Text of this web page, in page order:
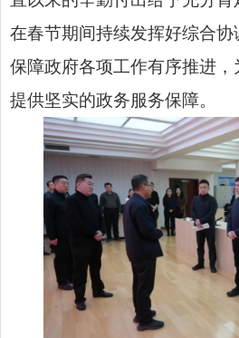
在春节期间持续发挥好综合协
保障政府各项工作有序推进
提供坚实的政务服务保障。